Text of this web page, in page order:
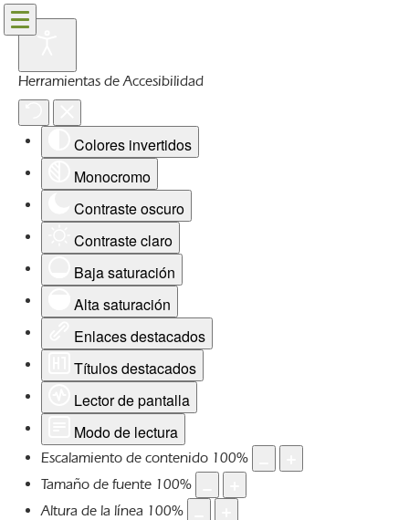
Herramientas de Accesibilidad
Colores invertidos
Monocromo
Contraste oscuro
Contraste claro
Baja saturación
Alta saturación
Enlaces destacados
Títulos destacados
Lector de pantalla
Modo de lectura
Escalamiento de contenido 100%
Tamaño de fuente 100%
Altura de la línea 100%